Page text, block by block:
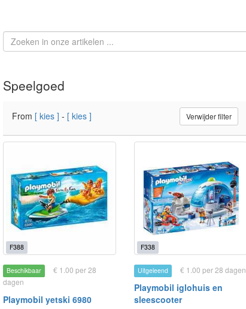
Speelgoed
From [ kies ] - [ kies ] Verwijder filter
F388
Beschikbaar
€ 1.00 per 28
dagen
Playmobil yetski 6980
F338
Uitgeleend € 1.00 per 28 dagen
Playmobil iglohuis en
sleescooter